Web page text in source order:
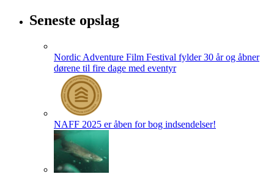
Seneste opslag
Nordic Adventure Film Festival fylder 30 år og åbner
dørene til fire dage med eventyr
NAFF 2025 er åben for bog indsendelser!